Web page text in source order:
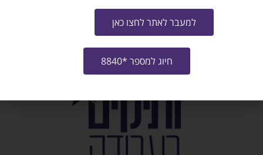
למעבר לאתר לחצו כאן
חיוג למספר *8840